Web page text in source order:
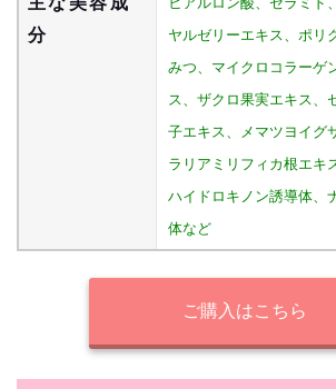
分
ヤルゼリーエキス、ポリ
みつ、マイクロコラーゲ
ス、ザクロ果実エキス、
子エキス、メマツヨイグ
ラリアミリフィカ根エキ
ハイドロキノン誘導体、
体など
ご購入はこちら